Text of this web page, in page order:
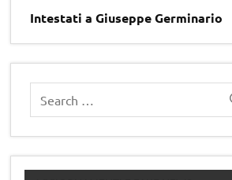
Intestati a Giuseppe Germinario